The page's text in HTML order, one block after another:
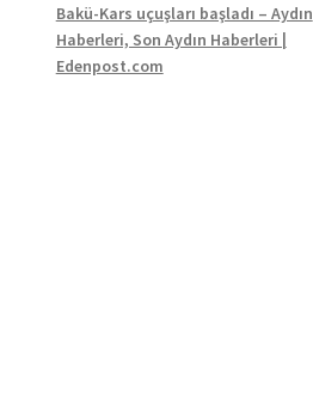
Bakü-Kars uçuşları başladı – Aydın
Haberleri, Son Aydın Haberleri |
Edenpost.com